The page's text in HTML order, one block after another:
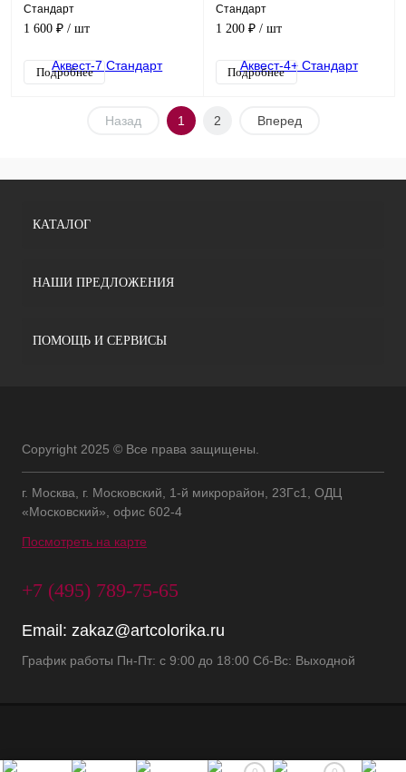
Стандарт
1 600 ₽ / шт
Подробнее
Стандарт
1 200 ₽ / шт
Подробнее
Назад 1 2 Вперед
КАТАЛОГ
НАШИ ПРЕДЛОЖЕНИЯ
ПОМОЩЬ И СЕРВИСЫ
Copyright 2025 © Все права защищены.
г. Москва, г. Московский, 1-й микрорайон, 23Гс1, ОДЦ
«Московский», офис 602-4
Посмотреть на карте
+7 (495) 789-75-65
Email: zakaz@artcolorika.ru
График работы Пн-Пт: с 9:00 до 18:00 Сб-Вс: Выходной